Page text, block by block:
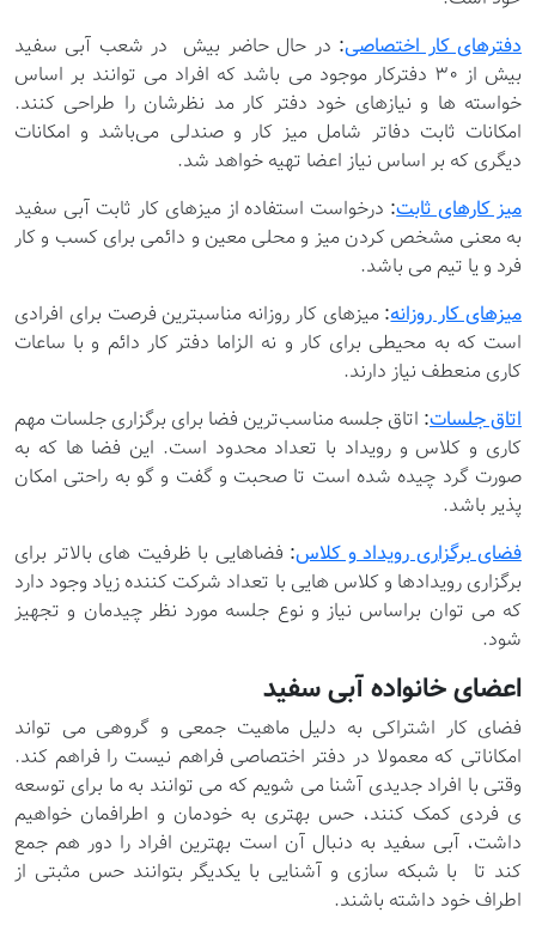
دفترهای کار اختصاصی: در حال حاضر بیش در شعب آبی سفید
بیش از 30 دفترکار موجود می باشد که افراد می توانند بر اساس
خواسته ها و نیازهای خود دفتر کار مد نظرشان را طراحی کنند.
امکانات ثابت دفاتر شامل میز کار و صندلی می‌باشد و امکانات
دیگری که بر اساس نیاز اعضا تهیه خواهد شد.
میز کارهای ثابت: درخواست استفاده از میزهای کار ثابت آبی سفید
به معنی مشخص کردن میز و محلی معین و دائمی برای کسب و کار
فرد و یا تیم می باشد.
میزهای کار روزانه: میزهای کار روزانه مناسبترین فرصت برای افرادی
است که به محیطی برای کار و نه الزاما دفتر کار دائم و با ساعات
کاری منعطف نیاز دارند.
اتاق جلسات: اتاق جلسه مناسب‌ترین فضا برای برگزاری جلسات مهم
کاری و کلاس و رویداد با تعداد محدود است. این فضا ها که به
صورت گرد چیده شده است تا صحبت و گفت و گو به راحتی امکان
پذیر باشد.
فضای برگزاری رویداد و کلاس: فضاهایی با ظرفیت های بالاتر برای
برگزاری رویدادها و کلاس هایی با تعداد شرکت کننده زیاد وجود دارد
که می توان براساس نیاز و نوع جلسه مورد نظر چیدمان و تجهیز
شود.
اعضای خانواده آبی سفید
فضای کار اشتراکی به دلیل ماهیت جمعی و گروهی می تواند
امکاناتی که معمولا در دفتر اختصاصی فراهم نیست را فراهم کند.
وقتی با افراد جدیدی آشنا می شویم که می توانند به ما برای توسعه
ی فردی کمک کنند، حس بهتری به خودمان و اطرافمان خواهیم
داشت، آبی سفید به دنبال آن است بهترین افراد را دور هم جمع
کند تا با شبکه سازی و آشنایی با یکدیگر بتوانند حس مثبتی از
اطراف خود داشته باشند.